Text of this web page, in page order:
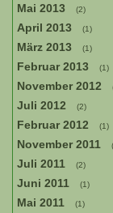
Mai 2013 (2)
April 2013 (1)
März 2013 (1)
Februar 2013 (1)
November 2012
Juli 2012 (2)
Februar 2012 (1)
November 2011
Juli 2011 (2)
Juni 2011 (1)
Mai 2011 (1)